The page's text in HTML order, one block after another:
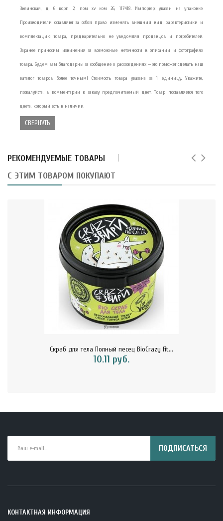
Зюзинская, д. 6 корп. 2, пом xv ком 26, 117418. Импортер: указан на упаковке.
Производители оставляют за собой право изменять внешний вид, характеристики и
комплектацию товара, предварительно не уведомляя продавцов и потребителей.
Заранее приносим извинения за возможные неточности в описании и фотографиях
товара. Будем вам благодарны за сообщение о расхождениях — это поможет сделать наш
каталог товаров более точным! Стоимость товара указана за 1 единицу. Укажите,
пожалуйста, в комментарии к заказу предпочитаемый цвет. Товар поставляется того
цвета, который есть в наличии.
СВЕРНУТЬ
РЕКОМЕНДУЕМЫЕ ТОВАРЫ
С ЭТИМ ТОВАРОМ ПОКУПАЮТ
Скраб для тела Полный песец BioCrazy fit...
10.11 руб.
ПОДПИСАТЬСЯ
КОНТАКТНАЯ ИНФОРМАЦИЯ